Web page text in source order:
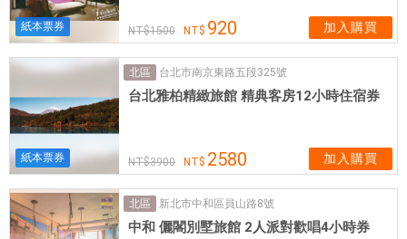
年
驗
及
簡
易
覽
的
紙本票券 1500 920 加入購買
紙本票券
北區 台北市南京東路五段325號
台北雅柏精緻旅館 精典客房12小時住宿券
3900 2580 加入購買
北區 新北市中和區員山路8號
中和 儷閣別墅旅館 2人派對歡唱4小時券